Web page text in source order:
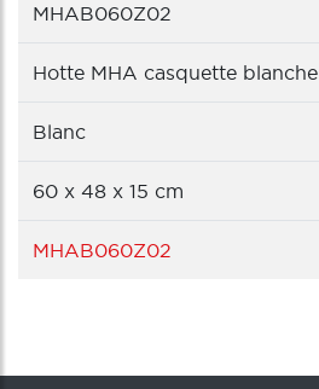
MHAB060Z02
Hotte MHA casquette blanche
Blanc
60 x 48 x 15 cm
MHAB060Z02